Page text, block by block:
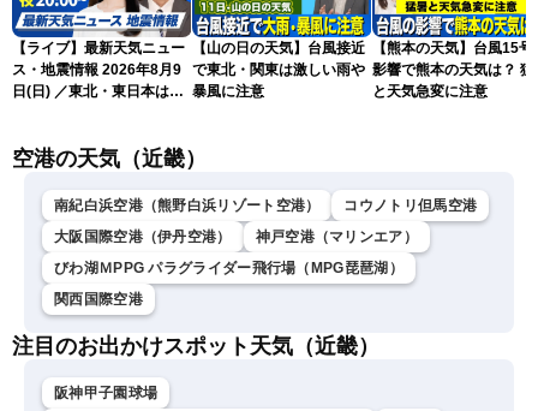
【ライブ】最新天気ニュー
ス・地震情報 2026年8月9
日(日) ／東北・東日本は急
衣／芳野達郎〉
【山の日の天気】台風接近
で東北・関東は激しい雨や
暴風に注意
【熊本の天気】台風15号
影響で熊本の天気は？ 猛
と天気急変に注意
空港の天気（近畿）
南紀白浜空港（熊野白浜リゾート空港）
コウノトリ但馬空港
大阪国際空港（伊丹空港）
神戸空港（マリンエア）
びわ湖ＭPPG パラグライダー飛行場（MPG琵琶湖）
関西国際空港
注目のお出かけスポット天気（近畿）
阪神甲子園球場